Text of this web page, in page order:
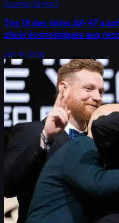
Counter-Strike 2
Top 10 des skins AK-47 à
choix économiques aux
mai 19, 2026